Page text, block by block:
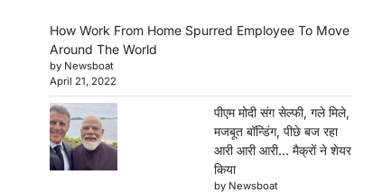
How Work From Home Spurred Employee To Move
Around The World
by Newsboat
April 21, 2022
पीएम मोदी संग सेल्फी, गले मिले,
मजबूत बॉन्डिंग, पीछे बज रहा
आरी आरी आरी… मैक्रों ने शेयर
किया
by Newsboat